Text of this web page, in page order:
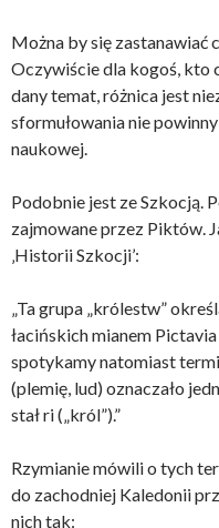
Można by się zastanawiać
Oczywiście dla kogoś, kto
dany temat, różnica jest
sformułowania nie
naukowej.
Podobnie jest ze Szkocją.
zajmowane przez Piktów.
‚Historii Szkocji’:
„Ta grupa „królestw”
łacińskich mianem
spotykamy natomiast
(plemię, lud) oznaczało
stał ri („król”).”
Rzymianie mówili o tych
do zachodniej Kaledonii
nich tak: